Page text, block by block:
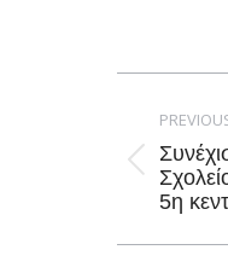
Previous
post:
5η